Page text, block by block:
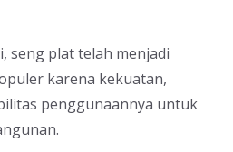
seng plat telah menjadi
karena kekuatan,
penggunaannya untuk